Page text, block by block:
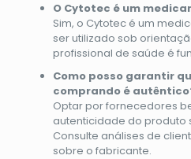
O Cytotec é um
Sim, o Cytotec é um
ser utilizado sob
profissional de saúde é
Como posso garantir
comprando é
Optar por fornecedores
autenticidade do produto
Consulte análises de
sobre o fabricante.